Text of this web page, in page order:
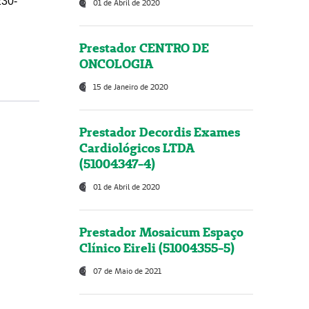
01 de Abril de 2020
Prestador CENTRO DE
ONCOLOGIA
15 de Janeiro de 2020
Prestador Decordis Exames
Cardiológicos LTDA
(51004347-4)
01 de Abril de 2020
Prestador Mosaicum Espaço
Clínico Eireli (51004355-5)
07 de Maio de 2021